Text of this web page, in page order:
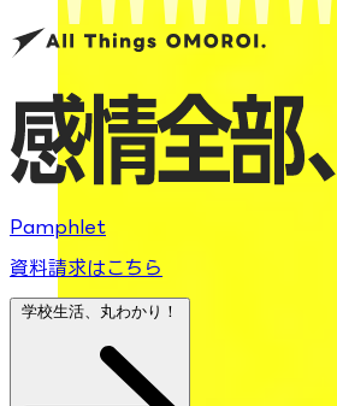
Pamphlet
資料請求はこちら
学校生活、丸わかり！